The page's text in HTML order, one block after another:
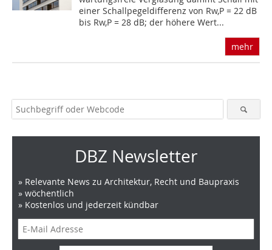
einer Schallpegeldifferenz von Rw,P = 22 dB
bis Rw,P = 28 dB; der höhere Wert...
mehr
DBZ Newsletter
» Relevante News zu Architektur, Recht und Baupraxis
» wöchentlich
» Kostenlos und jederzeit kündbar